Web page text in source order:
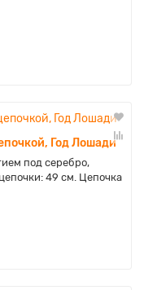
Год Лошади
под серебро,
49 см. Цепочка